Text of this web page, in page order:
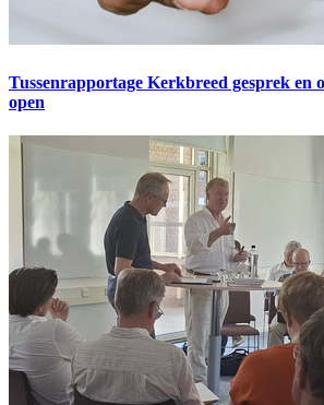
Tussenrapportage Kerkbreed gesprek en
open